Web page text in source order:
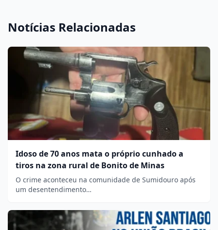
Notícias Relacionadas
Idoso de 70 anos mata o próprio cunhado a
tiros na zona rural de Bonito de Minas
O crime aconteceu na comunidade de Sumidouro após
um desentendimento…